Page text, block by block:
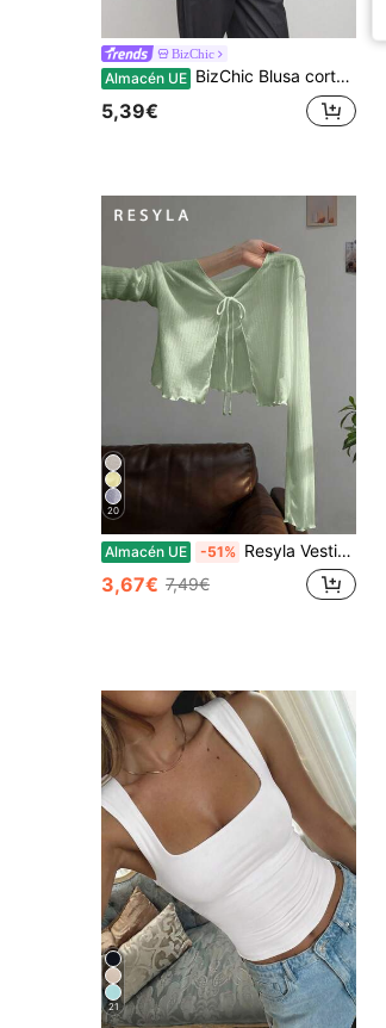
BizChic
Almacén UE BizChic Blusa corta sin mangas plisada negra de verano para mujer, elegante y casual, minimalista, básica y versátil, estilo sexy chic para salir de noche, uso diario y Y2K
5,39€
20
Almacén UE -51% Resyla Vestido sin mangas estilo francés, camiseta de manga larga con ribete de volantes, chal de punto ligero para el verano
3,67€ 7,49€
21